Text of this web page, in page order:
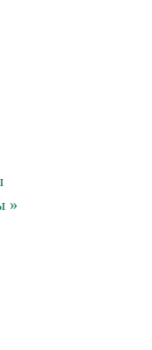
»